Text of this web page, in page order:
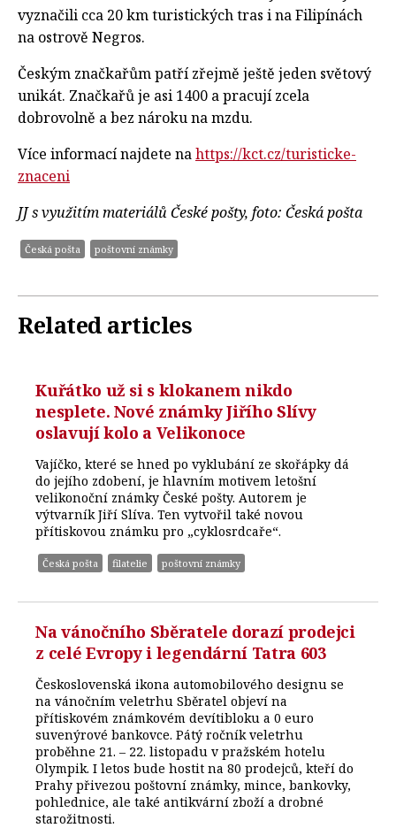
vyznačili cca 20 km turistických tras i na Filipínách
na ostrově Negros.
Českým značkařům patří zřejmě ještě jeden světový
unikát. Značkařů je asi 1400 a pracují zcela
dobrovolně a bez nároku na mzdu.
Více informací najdete nahttps://kct.cz/turisticke-
znaceni
JJ s využitím materiálů České pošty, foto: Česká pošta
Česká pošta poštovní známky
Related articles
Kuřátko už si s klokanem nikdo
nesplete. Nové známky Jiřího Slívy
oslavují kolo a Velikonoce
Vajíčko, které se hned po vyklubání ze skořápky dá
do jejího zdobení, je hlavním motivem letošní
velikonoční známky České pošty. Autorem je
výtvarník Jiří Slíva. Ten vytvořil také novou
přítiskovou známku pro „cyklosrdcaře“.
Česká pošta filatelie poštovní známky
Na vánočního Sběratele dorazí prodejci
z celé Evropy i legendární Tatra 603
Československá ikona automobilového designu se
na vánočním veletrhu Sběratel objeví na
přítiskovém známkovém devítibloku a 0 euro
suvenýrové bankovce. Pátý ročník veletrhu
proběhne 21. – 22. listopadu v pražském hotelu
Olympik. I letos bude hostit na 80 prodejců, kteří do
Prahy přivezou poštovní známky, mince, bankovky,
pohlednice, ale také antikvární zboží a drobné
starožitnosti.